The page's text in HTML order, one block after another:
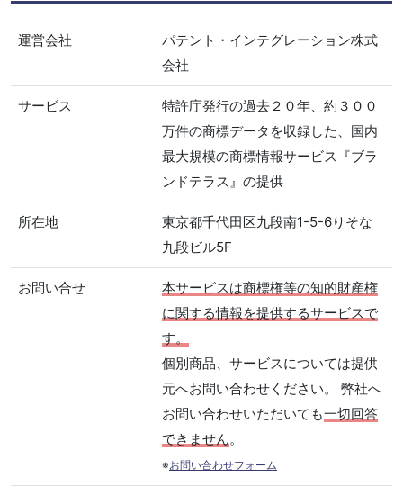
運営会社
パテント・インテグレーション株式
会社
サービス
特許庁発行の過去２０年、約３００
万件の商標データを収録した、国内
最大規模の商標情報サービス『ブラ
ンドテラス』の提供
所在地
東京都千代田区九段南1-5-6りそな
九段ビル5F
お問い合せ
本サービスは商標権等の知的財産権
に関する情報を提供するサービスで
す。
個別商品、サービスについては提供
元へお問い合わせください。 弊社へ
お問い合わせいただいても一切回答
できません。
※お問い合わせフォーム